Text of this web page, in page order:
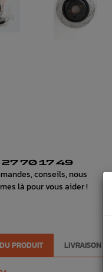
27 70 17 49
conseils, nous
là pour vous aider !
PRODUIT LIVRAISON